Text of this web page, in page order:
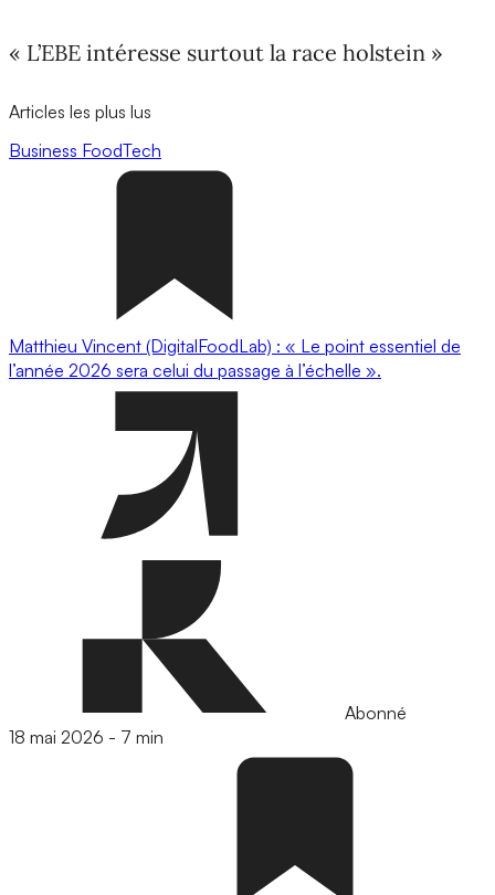
« L’EBE intéresse surtout la race holstein »
Articles les plus lus
Business FoodTech
Matthieu Vincent (DigitalFoodLab) : « Le point essentiel de
l’année 2026 sera celui du passage à l’échelle ».
Abonné
18 mai 2026 - 7 min